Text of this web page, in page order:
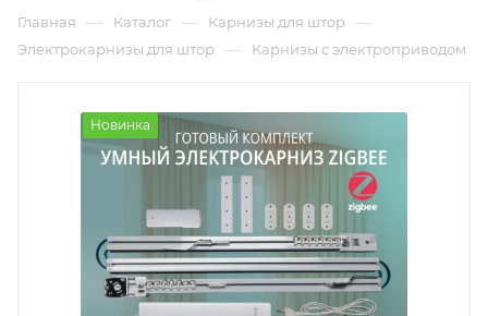
Главная — Каталог — Карнизы для штор —
Электрокарнизы для штор — Карнизы с электроприводом
Новинка